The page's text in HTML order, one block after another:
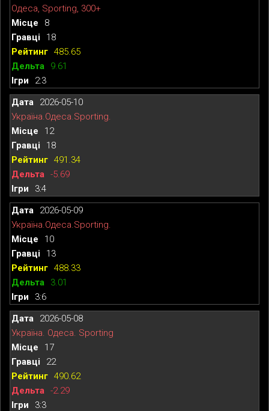
Одеса, Sporting, 300+
8
18
485.65
9.61
2:3
2026-05-10
Україна.Одеса.Sporting.
12
18
491.34
-5.69
3:4
2026-05-09
Україна.Одеса.Sporting.
10
13
488.33
3.01
3:6
2026-05-08
Україна. Одеса. Sporting
17
22
490.62
-2.29
3:3